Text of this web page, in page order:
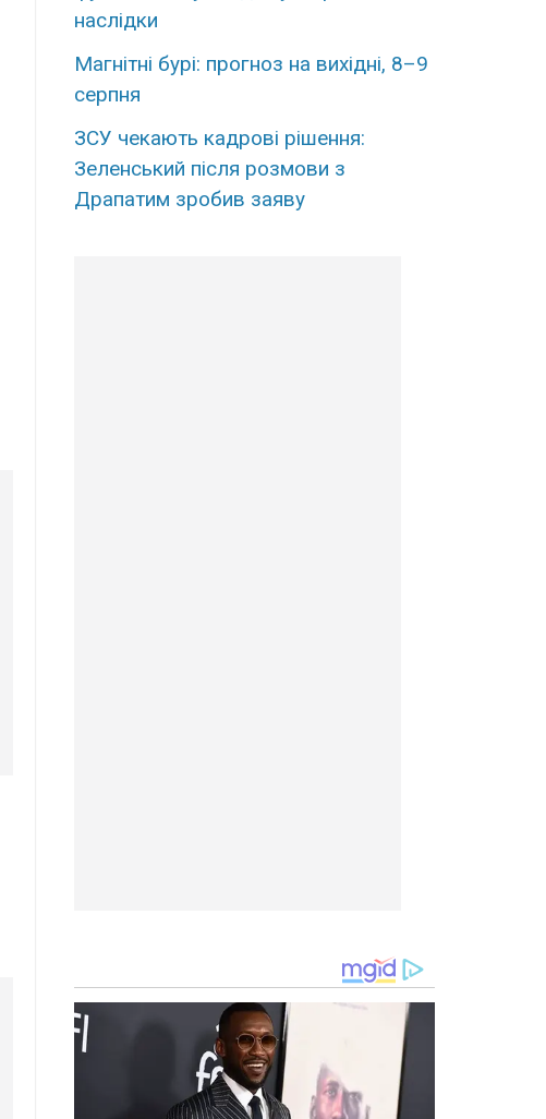
наcлідки
Магнітні бурі: прогноз на вихідні, 8–9
серпня
ЗСУ чекають кадрові рішення:
Зеленський після розмови з
Драпатим зробив заяву